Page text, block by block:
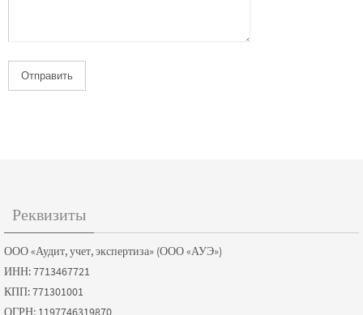
Реквизиты
ООО «Аудит, учет, экспертиза» (ООО «АУЭ»)
ИНН: 7713467721
КПП: 771301001
ОГРН: 1197746319870